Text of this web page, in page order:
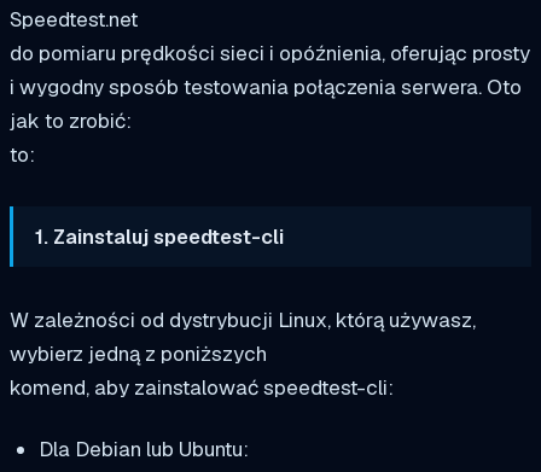
Speedtest.net
do pomiaru prędkości sieci i opóźnienia, oferując prosty
i wygodny sposób testowania połączenia serwera. Oto
jak to zrobić:
to:
1. Zainstaluj speedtest-cli
W zależności od dystrybucji Linux, którą używasz,
wybierz jedną z poniższych
komend, aby zainstalować speedtest-cli:
Dla Debian lub Ubuntu: